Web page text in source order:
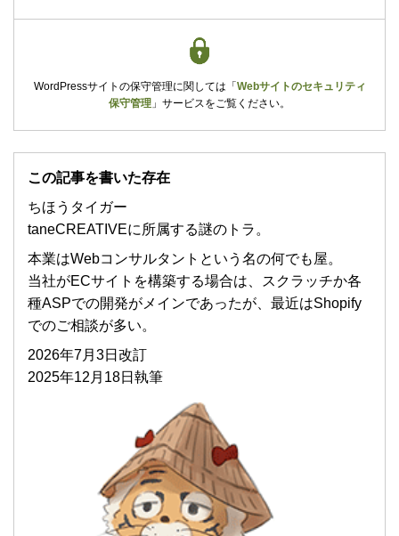
WordPressサイトの保守管理に関しては 「 Webサイトのセキュリティ
保守管理 」 サービスをご覧ください。
この記事を書いた存在
ちほうタイガー
taneCREATIVEに所属する謎のトラ。
本業はWebコンサルタントという名の何でも屋。
当社がECサイトを構築する場合は、スクラッチか各
種ASPでの開発がメインであったが、最近はShopify
でのご相談が多い。
2026年7月3日改訂
2025年12月18日執筆